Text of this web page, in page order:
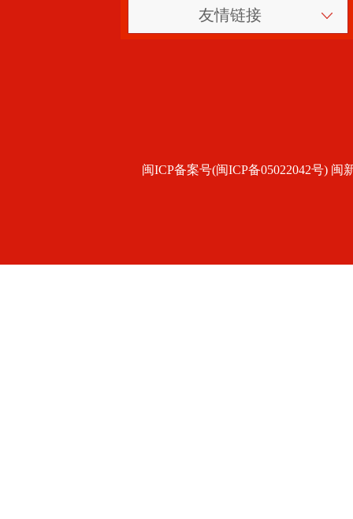
友情链接
闽ICP备案号(闽ICP备05022042号) 闽